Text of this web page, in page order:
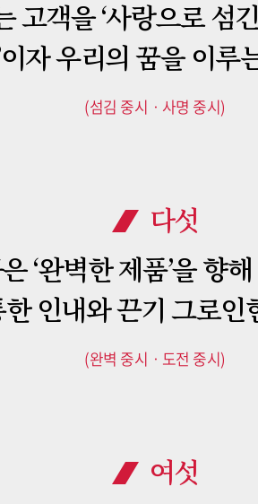
고객을 ‘사랑으로 섬
이자 우리의 꿈을 이루
(섬김 중시ㆍ사명 중시)
다섯
‘완벽한 제품’을 향
인내와 끈기 그로인
(완벽 중시ㆍ도전 중시)
여섯